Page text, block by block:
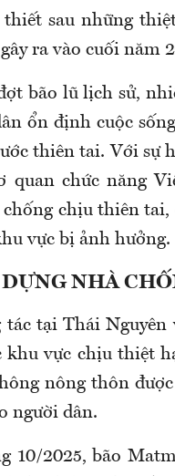
sau những
ra vào cuối năm
bão lũ lịch sử,
ổn định cuộc
thiên tai. Với sự
quan chức năng
chống chịu thiên
vực bị ảnh hưởng.
NHÀ
tác tại Thái
khu vực chịu thiệt
nông thôn
người dân.
10/2025, bão